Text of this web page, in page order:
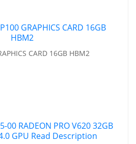
CARD 16GB HBM2